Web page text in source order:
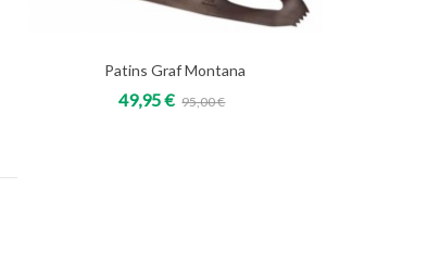
Add to cart
Patins Graf Montana
49,95 € 95,00 €